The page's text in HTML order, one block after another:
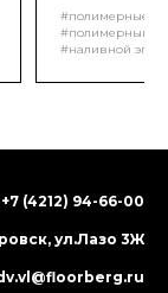
#полимерные
#полимерный
#наливной
#устройство
+7 (4212) 94-66-00
ул.Лазо 3Ж